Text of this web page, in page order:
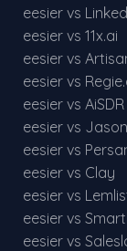
eesier vs
eesier vs 11x.ai
eesier vs
eesier vs
eesier vs AiSDR
eesier vs
eesier vs
eesier vs Clay
eesier vs
eesier vs
eesier vs